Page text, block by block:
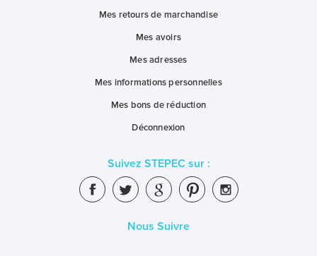
Mes retours de marchandise
Mes avoirs
Mes adresses
Mes informations personnelles
Mes bons de réduction
Déconnexion
Suivez STEPEC sur :
Nous Suivre